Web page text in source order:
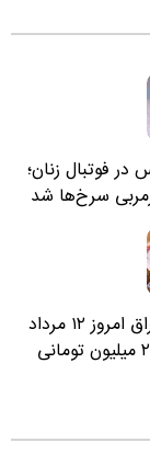
فوتبال زنان؛
سرخ‌ها شد
قیمت دینار عراق امروز ۱۲ مرداد
۱۴۰۵؛ اختلاف ۲ میلیون تومانی